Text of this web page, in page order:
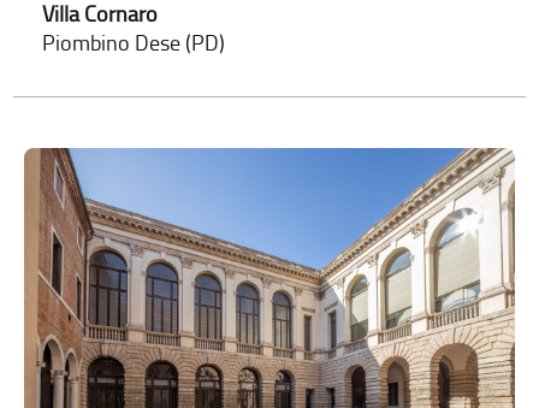
Villa Cornaro
Piombino Dese (PD)